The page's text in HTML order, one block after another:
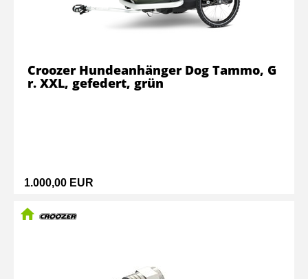
1.000,00 EUR
Croozer Hundeanhänger Dog Tammo, G
r. XXL, gefedert, grün